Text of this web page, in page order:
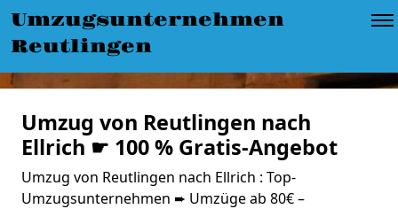
Umzugsunternehmen
Reutlingen
Umzug von Reutlingen nach
Ellrich ☛ 100 % Gratis-Angebot
Umzug von Reutlingen nach Ellrich : Top-
Umzugsunternehmen ➨ Umzüge ab 80€ –